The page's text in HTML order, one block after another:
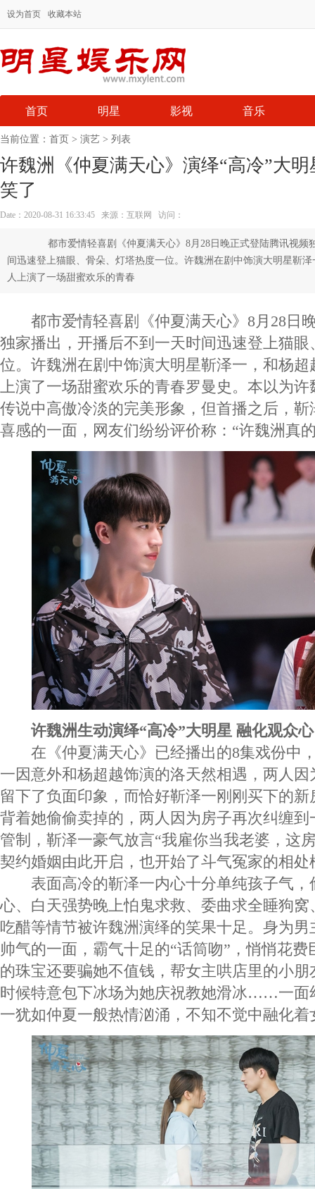
设为首页 收藏本站
首页 明星 影视 音乐
当前位置： 首页 > 演艺 > 列表
许魏洲《仲夏满天心》演绎“高冷”大
笑了
Date：2020-08-31 16:33:45 来源：互联网 访问：
都市爱情轻喜剧《仲夏满天心》8月28日晚正式登陆腾讯视频
间迅速登上猫眼、骨朵、灯塔热度一位。许魏洲在剧中饰演大明星靳
人上演了一场甜蜜欢乐的青春
都市爱情轻喜剧《仲夏满天心》8月28日
独家播出，开播后不到一天时间迅速登上猫
位。许魏洲在剧中饰演大明星靳泽一，和杨
上演了一场甜蜜欢乐的青春罗曼史。本以为
传说中高傲冷淡的完美形象，但首播之后，
喜感的一面，网友们纷纷评价称：“许魏洲真
许魏洲生动演绎“高冷”大明星 融化观众心
在《仲夏满天心》已经播出的8集戏份中
一因意外和杨超越饰演的洛天然相遇，两人
留下了负面印象，而恰好靳泽一刚刚买下的
背着她偷偷卖掉的，两人因为房子再次纠缠
管制，靳泽一豪气放言“我雇你当我老婆，这
契约婚姻由此开启，也开始了斗气冤家的相处
表面高冷的靳泽一内心十分单纯孩子气，
心、白天强势晚上怕鬼求救、委曲求全睡狗
吃醋等情节被许魏洲演绎的笑果十足。身为
帅气的一面，霸气十足的“话筒吻”，悄悄花
的珠宝还要骗她不值钱，帮女主哄店里的小
时候特意包下冰场为她庆祝教她滑冰……一面
一犹如仲夏一般热情汹涌，不知不觉中融化